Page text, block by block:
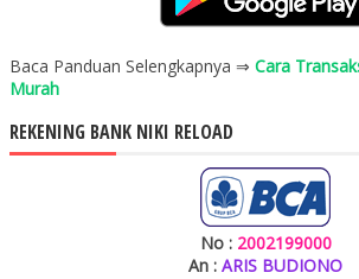
Baca Panduan Selengkapnya ⇒ Cara
Murah
REKENING BANK NIKI RELOAD
No : 2002199000
An : ARIS BUDIONO